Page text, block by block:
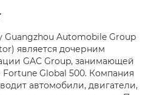
Guangzhou Automobile Group
является дочерним
GAC Group, занимающей
Global 500. Компания
автомобили, двигатели,